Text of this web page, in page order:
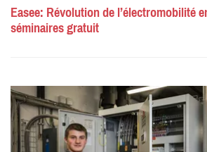
Easee: Révolution de l’électromobilité
séminaires gratuit